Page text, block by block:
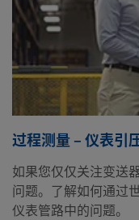
过程测量 – 仪表引
如果您仅仅关注变送
问题。了解如何通过
仪表管路中的问题。